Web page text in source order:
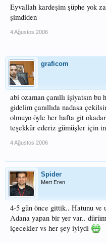
Eyvallah kardeşim şüphe yok
şimdiden
4 Ağustos 2006
graficom
abi ozaman çanıllı işiyatsın
gidelim çanıllıda nadasa
olmuyo öyle her hafta git
teşekkür ederiz gümüşler için
4 Ağustos 2006
Spider
Mert Eren
4-5 gün önce gittik.. Hatunu ve
Adana yapan bir yer var..
içecekler vs her şey iyiydi